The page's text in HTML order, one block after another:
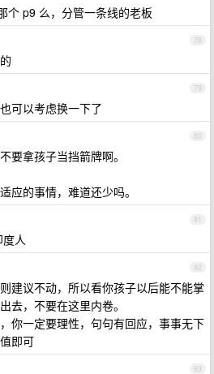
个 p9 么，分管一条线的老板
78
79
可以考虑换一下了
80
要拿孩子当挡箭牌啊。
应的事情，难道还少吗。
81
人
82
建议不动，所以看你孩子以后能不能掌
去，不要在这里内卷。
你一定要理性，句句有回应，事事无下
即可
83